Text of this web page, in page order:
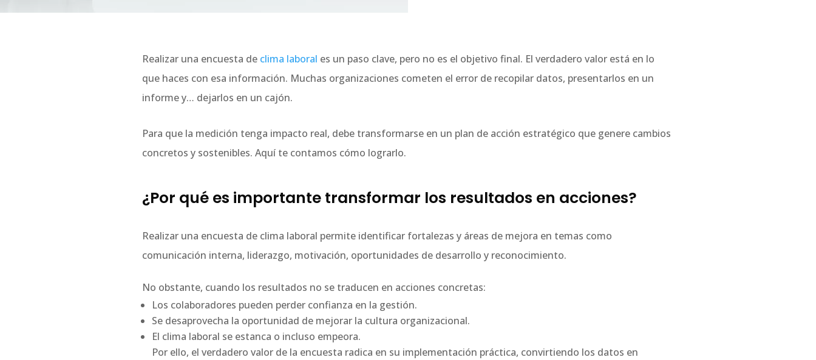
Realizar una encuesta de clima laboral es un paso clave, pero no es el objetivo final. El verdadero valor está en lo
que haces con esa información. Muchas organizaciones cometen el error de recopilar datos, presentarlos en un
informe y… dejarlos en un cajón.
Para que la medición tenga impacto real, debe transformarse en un plan de acción estratégico que genere cambios
concretos y sostenibles. Aquí te contamos cómo lograrlo.
¿Por qué es importante transformar los resultados en acciones?
Realizar una encuesta de clima laboral permite identificar fortalezas y áreas de mejora en temas como
comunicación interna, liderazgo, motivación, oportunidades de desarrollo y reconocimiento.
No obstante, cuando los resultados no se traducen en acciones concretas:
Los colaboradores pueden perder confianza en la gestión.
Se desaprovecha la oportunidad de mejorar la cultura organizacional.
El clima laboral se estanca o incluso empeora.
Por ello, el verdadero valor de la encuesta radica en su implementación práctica, convirtiendo los datos en